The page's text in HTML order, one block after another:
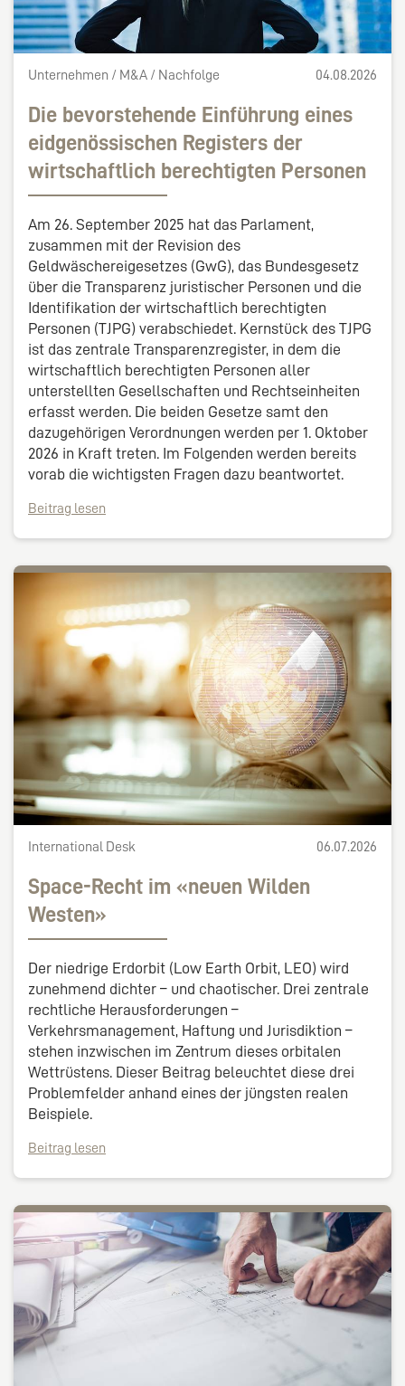
Unternehmen / M&A / Nachfolge 04.08.2026
Die bevorstehende Einführung eines
eidgenössischen Registers der
wirtschaftlich berechtigten Personen
Am 26. September 2025 hat das Parlament,
zusammen mit der Revision des
Geldwäschereigesetzes (GwG), das Bundesgesetz
über die Transparenz juristischer Personen und die
Identifikation der wirtschaftlich berechtigten
Personen (TJPG) verabschiedet. Kernstück des TJPG
ist das zentrale Transparenzregister, in dem die
wirtschaftlich berechtigten Personen aller
unterstellten Gesellschaften und Rechtseinheiten
erfasst werden. Die beiden Gesetze samt den
dazugehörigen Verordnungen werden per 1. Oktober
2026 in Kraft treten. Im Folgenden werden bereits
vorab die wichtigsten Fragen dazu beantwortet.
Beitrag lesen
International Desk 06.07.2026
Space-Recht im «neuen Wilden
Westen»
Der niedrige Erdorbit (Low Earth Orbit, LEO) wird
zunehmend dichter – und chaotischer. Drei zentrale
rechtliche Herausforderungen –
Verkehrsmanagement, Haftung und Jurisdiktion –
stehen inzwischen im Zentrum dieses orbitalen
Wettrüstens. Dieser Beitrag beleuchtet diese drei
Problemfelder anhand eines der jüngsten realen
Beispiele.
Beitrag lesen